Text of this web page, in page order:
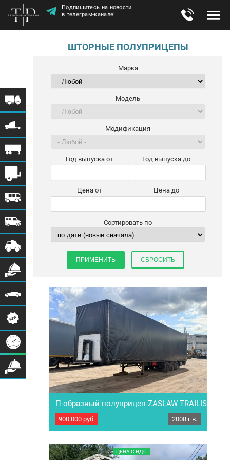
Подпишитесь на новости
в телеграм-канале!
ШТОРНЫЕ ПОЛУПРИЦЕПЫ
Марка
Модель
Модификация
Год выпуска от Год выпуска до
Цена от Цена до
Сортировать по
Низкорамный П-образный полуприцеп
Характеристика: Марка осей: BPW Тип
тормозов: Дисковые Тип подвески:
П-образный полуприцеп ZASLAW TRAILIS
900 000 руб. 2008 г.в.
ЦЕНА С НДС